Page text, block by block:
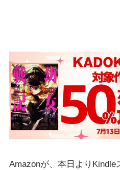
Amazonが、本日よりKindle